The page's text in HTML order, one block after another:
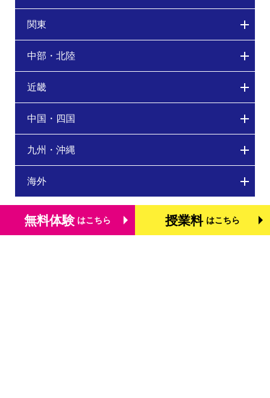
関東
中部・北陸
近畿
中国・四国
九州・沖縄
海外
無料体験 はこちら 授業料 はこちら